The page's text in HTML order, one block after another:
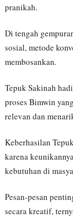
pranikah.
Di tengah
sosial, metode
membosankan.
Tepuk Sakinah
proses Bimwin
relevan dan
Keberhasilan
karena
kebutuhan di
Pesan-pesan
secara kreatif,